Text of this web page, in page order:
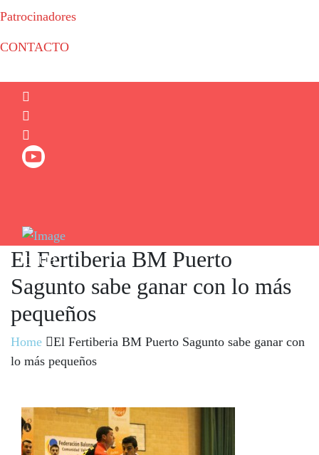
Patrocinadores
CONTACTO
CLUB
Abónate
JUGADORES
El Fertiberia BM Puerto
Sagunto sabe ganar con lo más
pequeños
Home
El Fertiberia BM Puerto Sagunto sabe ganar con
lo más pequeños